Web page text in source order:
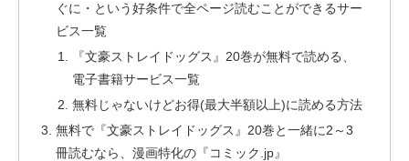
ぐに・という好条件で全ページ読むことができるサー
ビス一覧
『文豪ストレイドッグス』20巻が無料で読める、
電子書籍サービス一覧
無料じゃないけどお得(最大半額以上)に読める方法
無料で『文豪ストレイドッグス』20巻と一緒に2～3
冊読むなら、漫画特化の『コミック.jp』